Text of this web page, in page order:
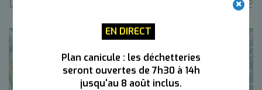
EN DIRECT
Plan canicule : les déchetteries
seront ouvertes de 7h30 à 14h
jusqu'au 8 août inclus.